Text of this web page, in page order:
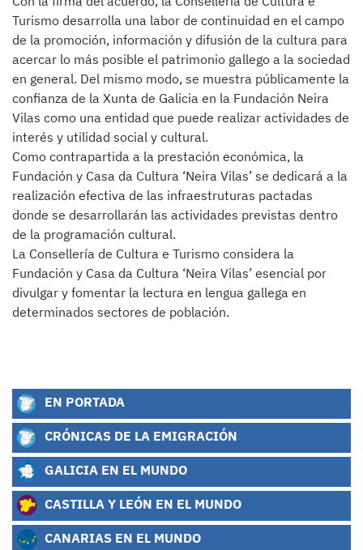
Turismo desarrolla una labor de continuidad en el campo
de la promoción, información y difusión de la cultura para
acercar lo más posible el patrimonio gallego a la sociedad
en general. Del mismo modo, se muestra públicamente la
confianza de la Xunta de Galicia en la Fundación Neira
Vilas como una entidad que puede realizar actividades de
interés y utilidad social y cultural.
Como contrapartida a la prestación económica, la
Fundación y Casa da Cultura ‘Neira Vilas’ se dedicará a la
realización efectiva de las infraestruturas pactadas
donde se desarrollarán las actividades previstas dentro
de la programación cultural.
La Consellería de Cultura e Turismo considera la
Fundación y Casa da Cultura ‘Neira Vilas’ esencial por
divulgar y fomentar la lectura en lengua gallega en
determinados sectores de población.
EN PORTADA
CRÓNICAS DE LA EMIGRACIÓN
GALICIA EN EL MUNDO
CASTILLA Y LEÓN EN EL MUNDO
CANARIAS EN EL MUNDO